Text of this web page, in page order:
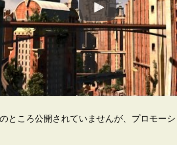
ところ公開されていませんが、プロモーシ